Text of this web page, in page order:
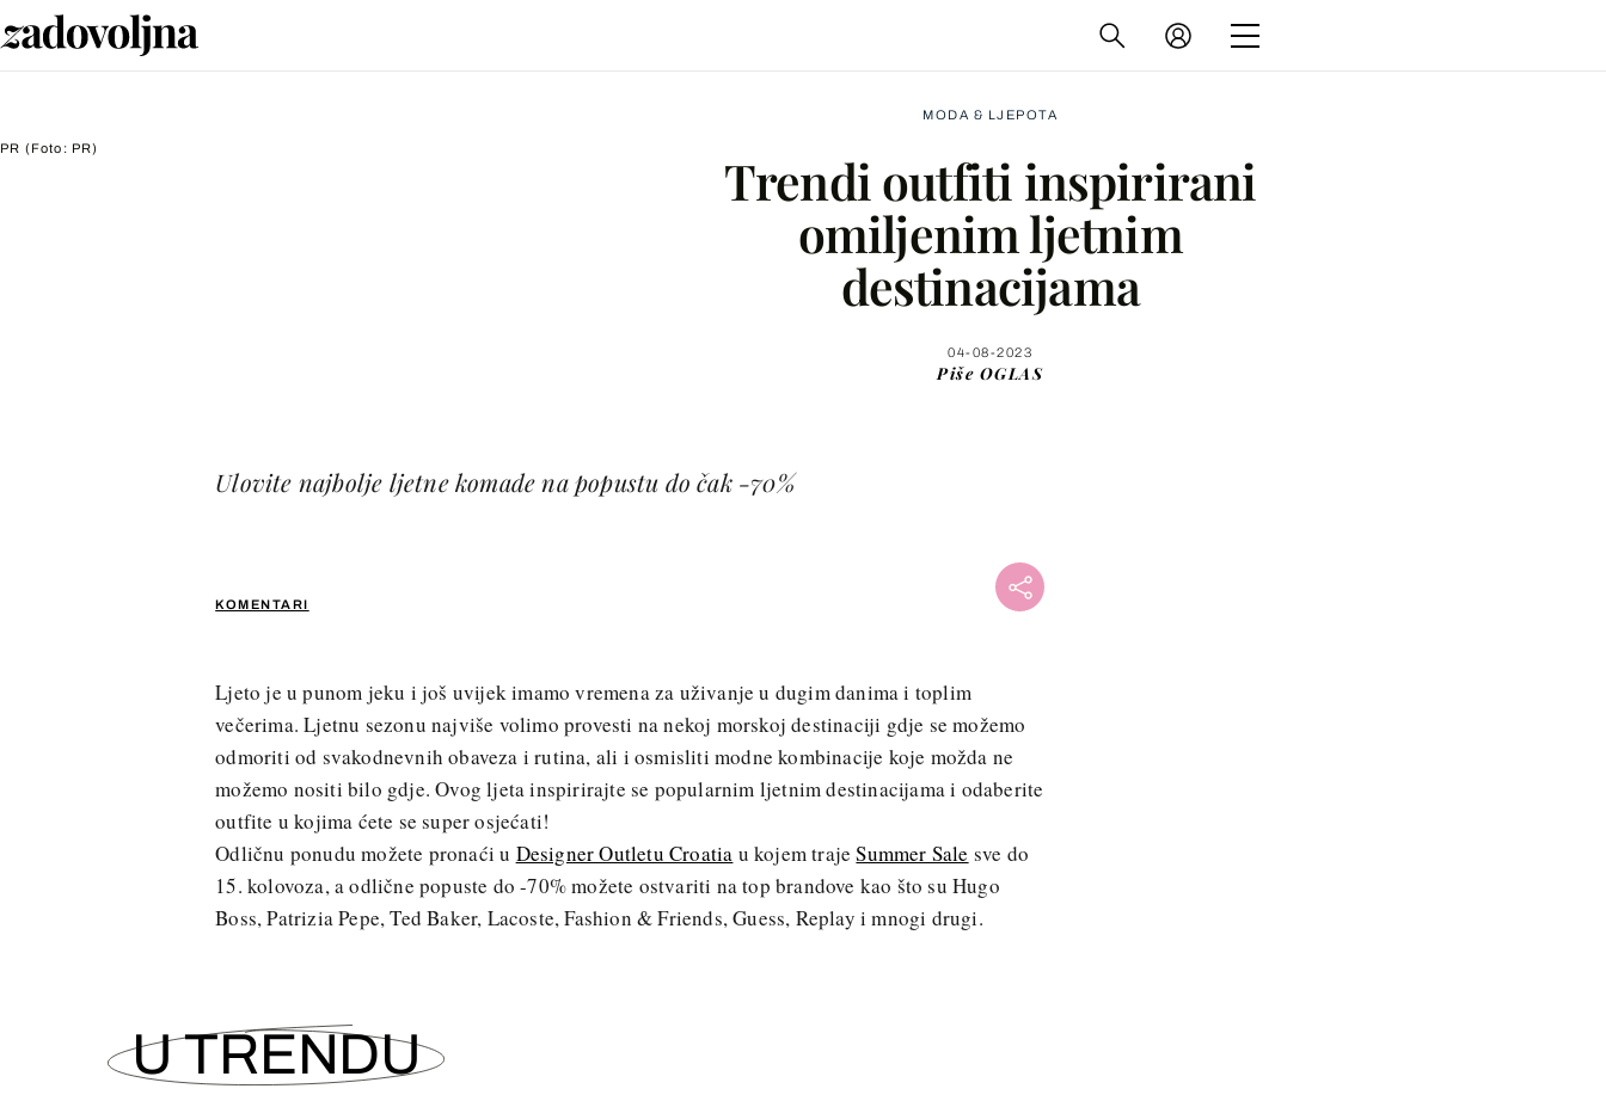
PR (Foto: PR)
MODA & LJEPOTA
Trendi outfiti inspirirani
omiljenim ljetnim
destinacijama
04-08-2023
Piše OGLAS
KOMENTARI
Ulovite najbolje ljetne komade na popustu do čak -70%
Ljeto je u punom jeku i još uvijek imamo vremena za uživanje u dugim danima i toplim
večerima. Ljetnu sezonu najviše volimo provesti na nekoj morskoj destinaciji gdje se možemo
odmoriti od svakodnevnih obaveza i rutina, ali i osmisliti modne kombinacije koje možda ne
možemo nositi bilo gdje. Ovog ljeta inspirirajte se popularnim ljetnim destinacijama i odaberite
outfite u kojima ćete se super osjećati!
Odličnu ponudu možete pronaći u Designer Outletu Croatia u kojem trajeSummer Sale sve do
15. kolovoza, a odlične popuste do -70% možete ostvariti na top brandove kao što su Hugo
Boss, Patrizia Pepe, Ted Baker, Lacoste, Fashion & Friends, Guess, Replay i mnogi drugi.
U TRENDU